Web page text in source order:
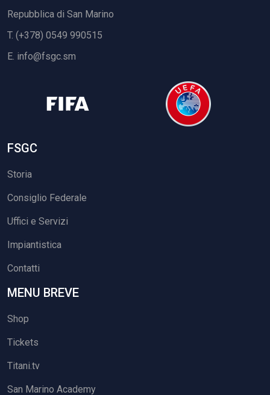
Repubblica di San Marino
T. (+378) 0549 990515
E. info@fsgc.sm
FSGC
Storia
Consiglio Federale
Uffici e Servizi
Impiantistica
Contatti
MENU BREVE
Shop
Tickets
Titani.tv
San Marino Academy